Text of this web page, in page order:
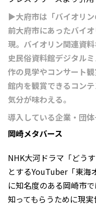
▶大府市は「バイオリ
前大府市にあったバイ
現。バイオリン関連資
史民俗資料館デジタル
作の見学やコンサート
館内を観賞できるコン
気分が味わえる。
導入している企業・団
岡崎メタバース
NHK大河ドラマ「どう
とするYouTuber「東海
に知名度のある岡崎市
知ってもらうために現